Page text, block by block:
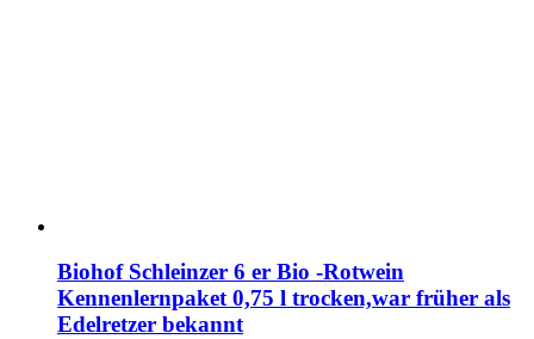
Biohof Schleinzer 6 er Bio -Rotwein
Kennenlernpaket 0,75 l trocken,war früher als
Edelretzer bekannt